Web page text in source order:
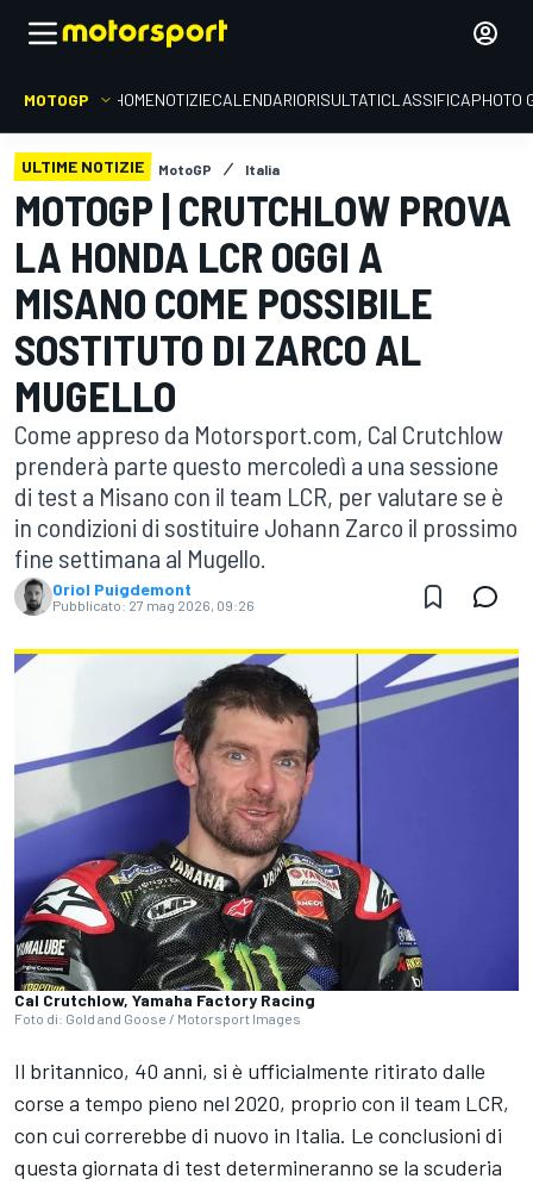
MOTOGP HOMENOTIZIECALENDARIORISULTATICLASSIFICAPHOTO
ULTIME NOTIZIE MotoGP Italia
MOTOGP | CRUTCHLOW PROVA
LA HONDA LCR OGGI A
MISANO COME POSSIBILE
SOSTITUTO DI ZARCO AL
MUGELLO
Come appreso da Motorsport.com, Cal Crutchlow
prenderà parte questo mercoledì a una sessione
di test a Misano con il team LCR, per valutare se è
in condizioni di sostituire Johann Zarco il prossimo
fine settimana al Mugello.
Oriol Puigdemont
Pubblicato: 27 mag 2026, 09:26
Cal Crutchlow, Yamaha Factory Racing
Foto di: Gold and Goose / Motorsport Images
Il britannico, 40 anni, si è ufficialmente ritirato dalle
corse a tempo pieno nel 2020, proprio con il team LCR,
con cui correrebbe di nuovo in Italia. Le conclusioni di
questa giornata di test determineranno se la scuderia